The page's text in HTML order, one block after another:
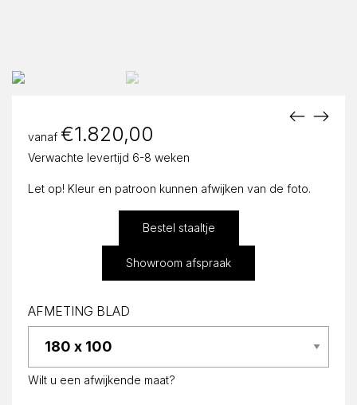
vanaf €1.820,00
Verwachte levertijd 6-8 weken
Let op! Kleur en patroon kunnen afwijken van de foto.
Bestel staaltje
Showroom afspraak
AFMETING BLAD
Wilt u een afwijkende maat?